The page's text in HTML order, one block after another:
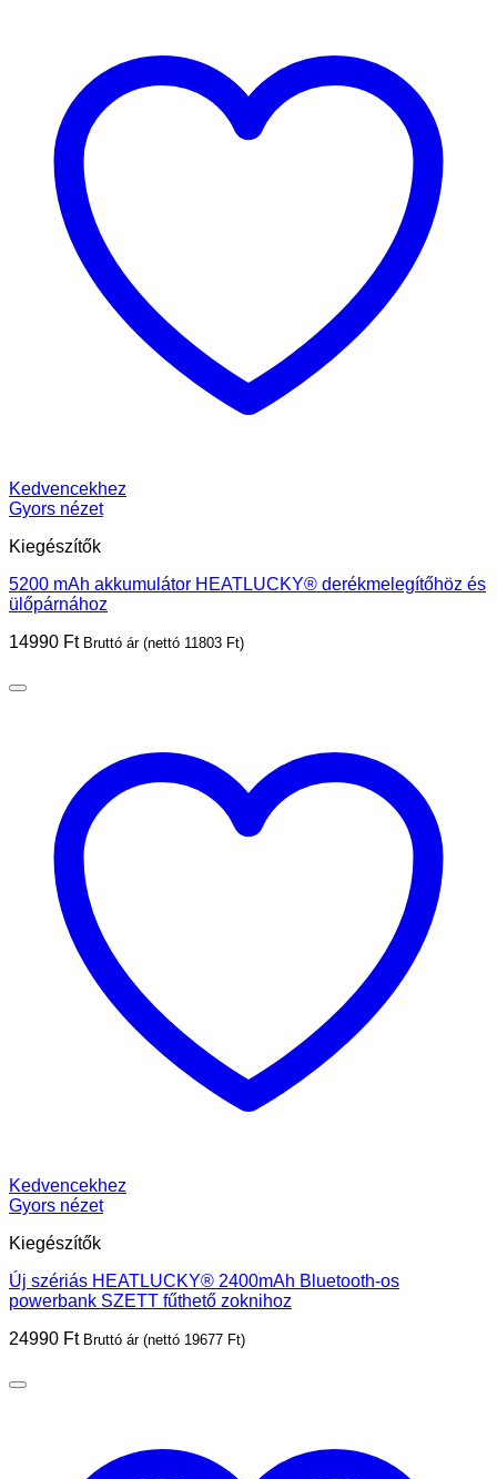
Kedvencekhez
Gyors nézet
Kiegészítők
5200 mAh akkumulátor HEATLUCKY® derékmelegítőhöz és
ülőpárnához
14990 Ft Bruttó ár (nettó 11803 Ft)
Kedvencekhez
Gyors nézet
Kiegészítők
Új szériás HEATLUCKY® 2400mAh Bluetooth-os
powerbank SZETT fűthető zoknihoz
24990 Ft Bruttó ár (nettó 19677 Ft)